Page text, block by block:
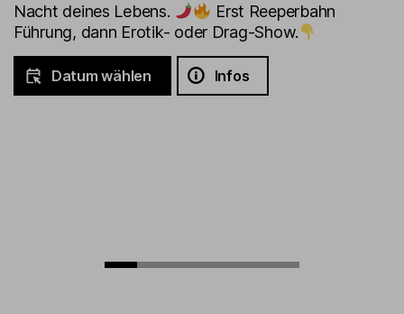
Nacht deines Lebens.
Erst Reeperbahn
Führung, dann Erotik- oder Drag-Show.
Datum wählen Infos